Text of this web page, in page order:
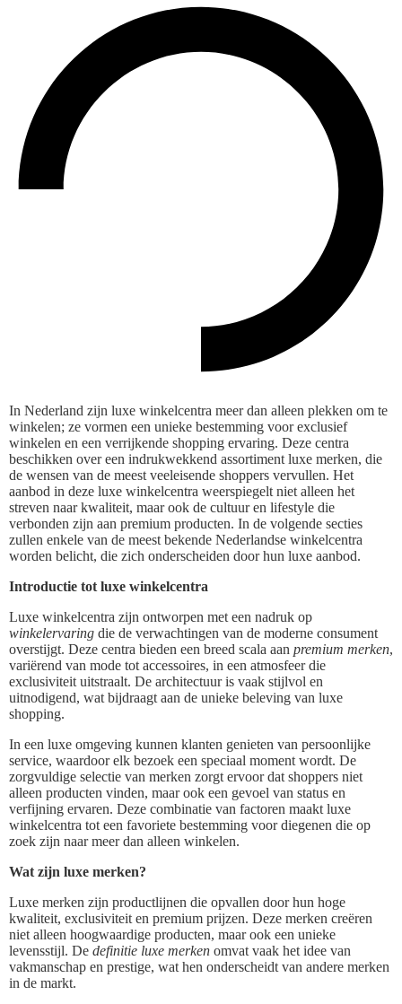
In Nederland zijn luxe winkelcentra meer dan alleen plekken om te
winkelen; ze vormen een unieke bestemming voor exclusief
winkelen en een verrijkende shopping ervaring. Deze centra
beschikken over een indrukwekkend assortiment luxe merken, die
de wensen van de meest veeleisende shoppers vervullen. Het
aanbod in deze luxe winkelcentra weerspiegelt niet alleen het
streven naar kwaliteit, maar ook de cultuur en lifestyle die
verbonden zijn aan premium producten. In de volgende secties
zullen enkele van de meest bekende Nederlandse winkelcentra
worden belicht, die zich onderscheiden door hun luxe aanbod.
Introductie tot luxe winkelcentra
Luxe winkelcentra zijn ontworpen met een nadruk op
winkelervaring die de verwachtingen van de moderne consument
overstijgt. Deze centra bieden een breed scala aan premium merken,
variërend van mode tot accessoires, in een atmosfeer die
exclusiviteit uitstraalt. De architectuur is vaak stijlvol en
uitnodigend, wat bijdraagt aan de unieke beleving van luxe
shopping.
In een luxe omgeving kunnen klanten genieten van persoonlijke
service, waardoor elk bezoek een speciaal moment wordt. De
zorgvuldige selectie van merken zorgt ervoor dat shoppers niet
alleen producten vinden, maar ook een gevoel van status en
verfijning ervaren. Deze combinatie van factoren maakt luxe
winkelcentra tot een favoriete bestemming voor diegenen die op
zoek zijn naar meer dan alleen winkelen.
Wat zijn luxe merken?
Luxe merken zijn productlijnen die opvallen door hun hoge
kwaliteit, exclusiviteit en premium prijzen. Deze merken creëren
niet alleen hoogwaardige producten, maar ook een unieke
levensstijl. De definitie luxe merken omvat vaak het idee van
vakmanschap en prestige, wat hen onderscheidt van andere merken
in de markt.